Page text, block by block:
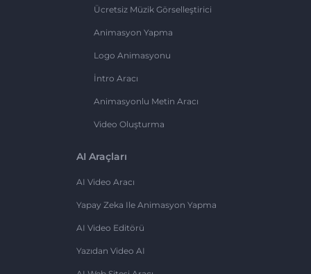
Ücretsiz Müzik Görselleştirici
Animasyon Yapma
Logo Animasyonu
İntro Aracı
Animasyonlu Metin Aracı
Video Oluşturma
AI Araçları
AI Video Aracı
Yapay Zeka Ile Animasyon Yapma
AI Video Editörü
Yazıdan Video AI